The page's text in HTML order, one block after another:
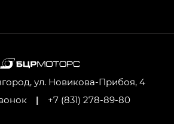
Джи Эль Полный привод —
— GX PREMIUM, ЛАУНЖ —
(Empow) в комплектации
ул. Новикова-Прибоя, 4
| +7 (831) 278-89-80